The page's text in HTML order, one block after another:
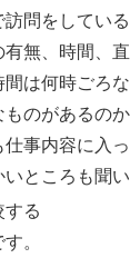
訪問をしてい
有無、時間、
間は何時ごろ
ものがあるのか
仕事内容に入
いところも聞
する
。